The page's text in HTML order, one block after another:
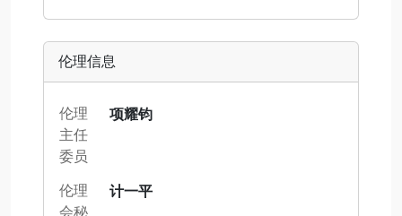
伦理信息
伦理
主任
委员
项耀钧
伦理
会秘
计一平